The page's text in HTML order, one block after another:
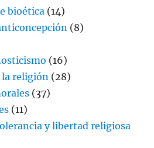
bioética (14)
(8)
(16)
la religión (28)
(37)
(11)
y libertad religiosa